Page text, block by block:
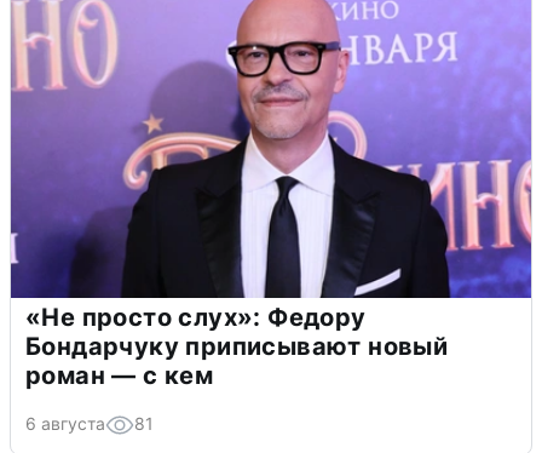
«Не просто слух»: Федору
Бондарчуку приписывают новый
роман — с кем
6 августа 81